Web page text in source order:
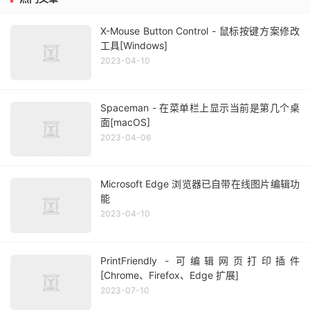
X-Mouse Button Control - 鼠标按键方案修改
工具[Windows]
2023-04-10
Spaceman - 在菜单栏上显示当前是第几个桌
面[macOS]
2023-04-06
Microsoft Edge 浏览器已自带在线图片编辑功
能
2023-04-10
PrintFriendly - 可编辑网页打印插件
[Chrome、Firefox、Edge 扩展]
2023-07-10